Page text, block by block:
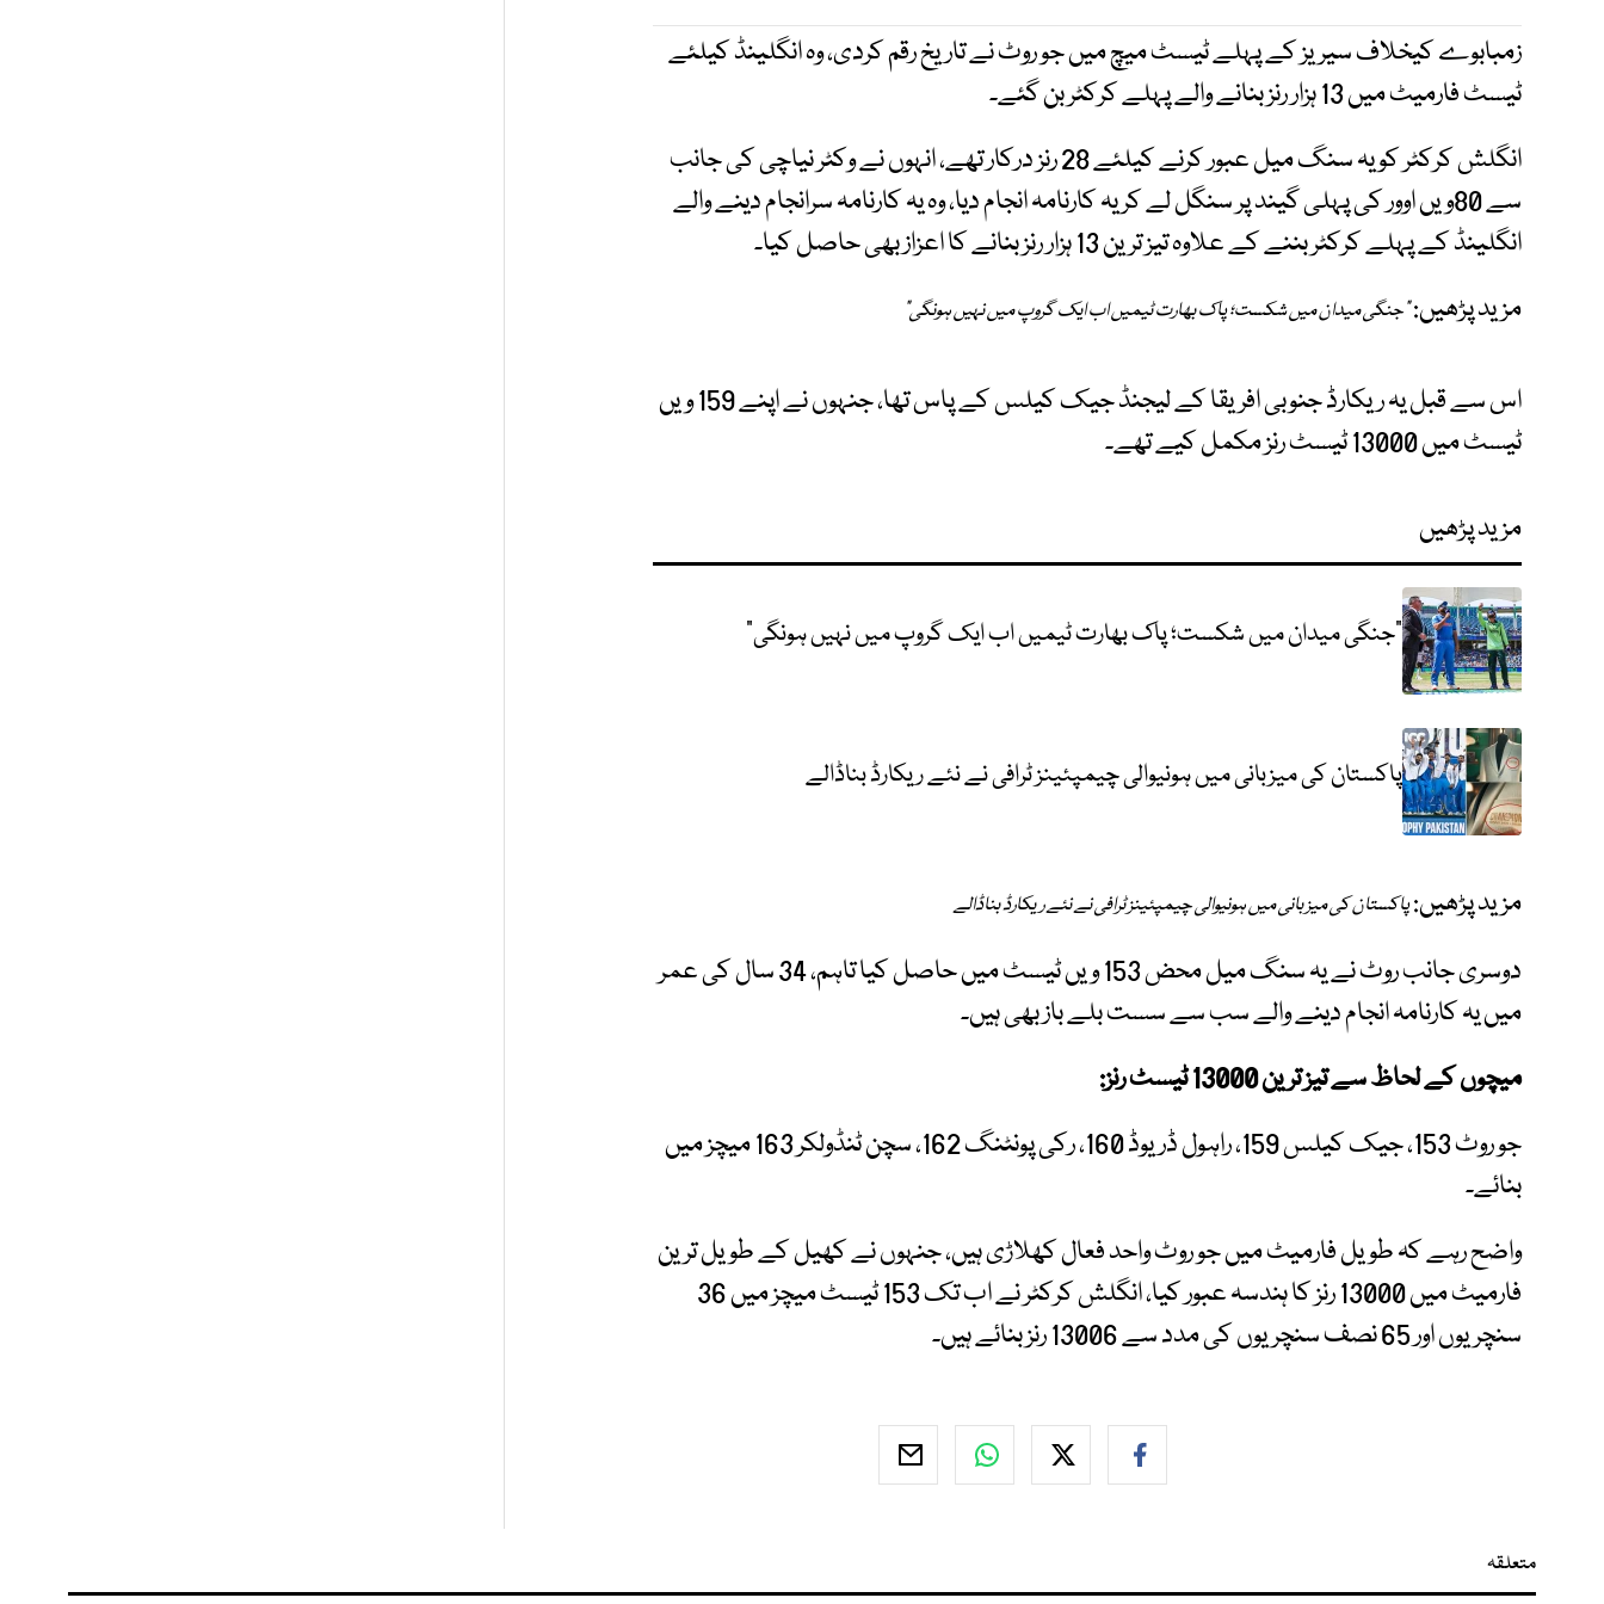
زمبابوے کیخلاف سیریز کے پہلے ٹیسٹ میچ میں جو روٹ نے تاریخ رقم کردی، وہ انگلینڈ کیلئے
ٹیسٹ فارمیٹ میں 13 ہزار رنز بنانے والے پہلے کرکٹر بن گئے۔
انگلش کرکٹر کو یہ سنگ میل عبور کرنے کیلئے 28 رنز درکار تھے، انہوں نے وکٹر نیاچی کی جانب
سے 80ویں اوور کی پہلی گیند پر سنگل لے کر یہ کارنامہ انجام دیا، وہ یہ کارنامہ سرانجام دینے والے
انگلینڈ کے پہلے کرکٹر بننے کے علاوہ تیز ترین 13 ہزار رنز بنانے کا اعزاز بھی حاصل کیا۔
مزید پڑھیں:"جنگی میدان میں شکست؛ پاک بھارت ٹیمیں اب ایک گروپ میں نہیں ہونگی"
اس سے قبل یہ ریکارڈ جنوبی افریقا کے لیجنڈ جیک کیلس کے پاس تھا، جنہوں نے اپنے 159 ویں
ٹیسٹ میں 13000 ٹیسٹ رنز مکمل کیے تھے۔
مزید پڑھیں
"جنگی میدان میں شکست؛ پاک بھارت ٹیمیں اب ایک گروپ میں نہیں ہونگی"
پاکستان کی میزبانی میں ہونیوالی چیمپئینز ٹرافی نے نئے ریکارڈ بناڈالے
مزید پڑھیں:پاکستان کی میزبانی میں ہونیوالی چیمپئینز ٹرافی نے نئے ریکارڈ بناڈالے
دوسری جانب روٹ نے یہ سنگ میل محض 153 ویں ٹیسٹ میں حاصل کیا تاہم، 34 سال کی عمر
میں یہ کارنامہ انجام دینے والے سب سے سست بلے باز بھی ہیں۔
میچوں کے لحاظ سے تیز ترین 13000 ٹیسٹ رنز:
جو روٹ 153، جیک کیلس 159، راہول ڈریوڈ 160، رکی پونٹنگ 162، سچن ٹنڈولکر 163 میچز میں
بنائے۔
واضح رہے کہ طویل فارمیٹ میں جو روٹ واحد فعال کھلاڑی ہیں، جنہوں نے کھیل کے طویل ترین
فارمیٹ میں 13000 رنز کا ہندسہ عبور کیا، انگلش کرکٹر نے اب تک 153 ٹیسٹ میچز میں 36
سنچریوں اور 65 نصف سنچریوں کی مدد سے 13006 رنز بنائے ہیں۔
متعلقہ